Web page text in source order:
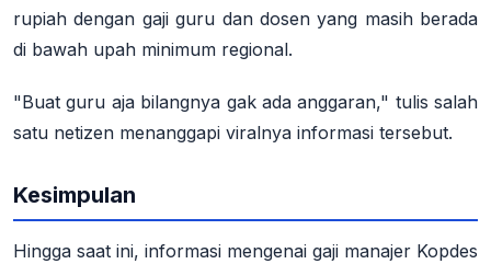
rupiah dengan gaji guru dan dosen yang masih berada
di bawah upah minimum regional.
"Buat guru aja bilangnya gak ada anggaran," tulis salah
satu netizen menanggapi viralnya informasi tersebut.
Kesimpulan
Hingga saat ini, informasi mengenai gaji manajer Kopdes